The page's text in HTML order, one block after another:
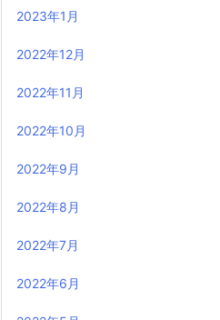
2023年1月
2022年12月
2022年11月
2022年10月
2022年9月
2022年8月
2022年7月
2022年6月